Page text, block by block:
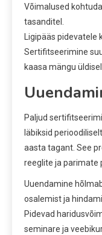
Võimalused
tasanditel.
Ligipääs pidevatele
Sertifitseerimine
kaasa mängu
Paljud
läbiksid
aasta tagant. See
reeglite ja parimate
Uuendamine
osalemist ja
Pidevad
seminare ja